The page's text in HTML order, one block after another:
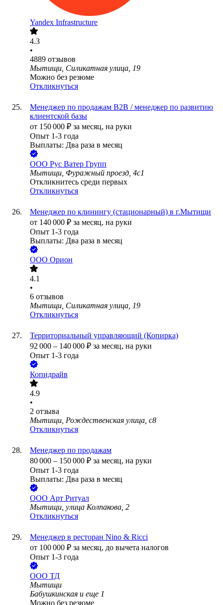
Yandex Infrastructure
4.3
•
4889 отзывов
Мытищи, Силикатная улица, 19
Можно без резюме
Откликнуться
Менеджер по продажам B2B / менеджер по развитию
клиентской базы
от 150 000 ₽ за месяц, на руки
Опыт 1-3 года
Выплаты: Два раза в месяц
ООО Рус Ватер Групп
Мытищи, Фуражный проезд, 4с1
Откликнитесь среди первых
Откликнуться
Менеджер по клинингу (стационарный) в г.Мытищи
от 140 000 ₽ за месяц, на руки
Опыт 1-3 года
Выплаты: Два раза в месяц
ООО Орион
4.1
•
6 отзывов
Мытищи, Силикатная улица, 19
Откликнуться
Территориальный управляющий (Копирка)
92 000 – 140 000 ₽ за месяц, на руки
Опыт 1-3 года
Копидрайв
4.9
•
2 отзыва
Мытищи, Рождественская улица, с8
Откликнуться
Менеджер по продажам
80 000 – 150 000 ₽ за месяц, на руки
Опыт 1-3 года
Выплаты: Два раза в месяц
ООО Арт Ритуал
Мытищи, улица Колпакова, 2
Откликнуться
Менеджер в ресторан Nino & Ricci
от 100 000 ₽ за месяц, до вычета налогов
Опыт 1-3 года
ООО ТД
Мытищи
Бабушкинская и еще 1
Можно без резюме